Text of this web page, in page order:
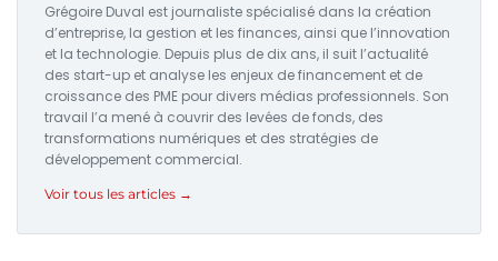
Grégoire Duval est journaliste spécialisé dans la création
d’entreprise, la gestion et les finances, ainsi que l’innovation
et la technologie. Depuis plus de dix ans, il suit l’actualité
des start-up et analyse les enjeux de financement et de
croissance des PME pour divers médias professionnels. Son
travail l’a mené à couvrir des levées de fonds, des
transformations numériques et des stratégies de
développement commercial.
Voir tous les articles →